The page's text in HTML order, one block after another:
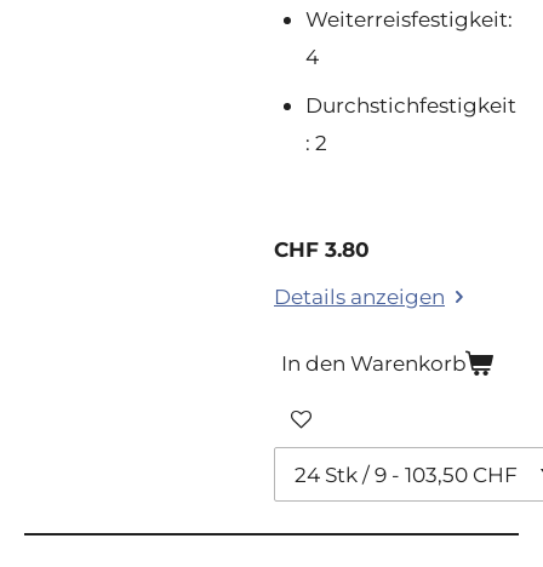
Weiterreisfestigkeit:
4
Durchstichfestigkeit
: 2
CHF 3.80
Details anzeigen
In den Warenkorb